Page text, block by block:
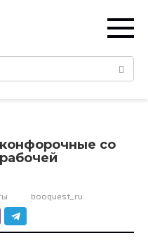
со
booquest_ru